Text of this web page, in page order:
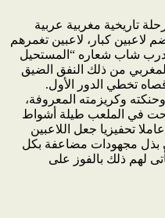
تاريخية مغربية عربية
لاعبين كبار، لاعبين تغمرهم
شاب شعاره “المستحيل
من ذلك النفق الضيق
تخطي الدور الأول.
وكريزمته المعروفة،
في الملعب طيلة أشواط
تحفيزيا جعل اللاعبين
بذل مجهودات مضاعفة بكل
لهم ذلك بالفوز على